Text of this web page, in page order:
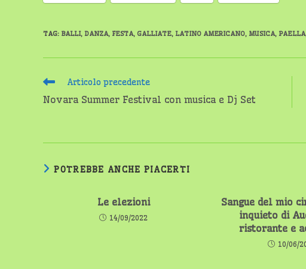
TAG: BALLI, DANZA, FESTA, GALLIATE, LATINO AMERICANO, MUSICA, PAELLA
Leggi
articoli
Articolo precedente
Novara Summer Festival con musica e Dj Set
POTREBBE ANCHE PIACERTI
Le elezioni
14/09/2022
Sangue del mio
inquieto di
ristorante e
10/06/